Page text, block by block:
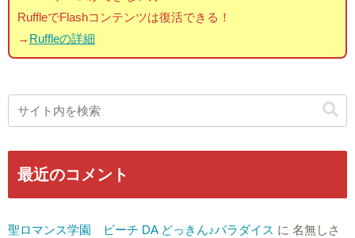
RuffleでFlashコンテンツは復活できる！
→ Ruffleの詳細
最近のコメント
聖ロマンス学園 ビーチ DA どっきん♪パラダイス に 名無しさ